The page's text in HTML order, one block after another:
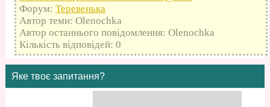
Форум: Теревенька
Автор теми: Olenochka
Автор останнього повідомлення: Olenochka
Кількість відповідей: 0
Яке твоє запитання?